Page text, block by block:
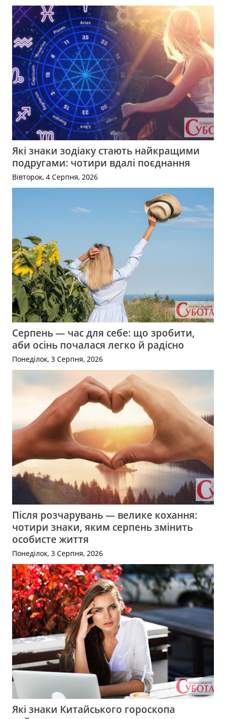
Які знаки зодіаку стають найкращими
подругами: чотири вдалі поєднання
Вівторок, 4 Серпня, 2026
Серпень — час для себе: що зробити,
аби осінь почалася легко й радісно
Понеділок, 3 Серпня, 2026
Після розчарувань — велике кохання:
чотири знаки, яким серпень змінить
особисте життя
Понеділок, 3 Серпня, 2026
Які знаки Китайського гороскопа